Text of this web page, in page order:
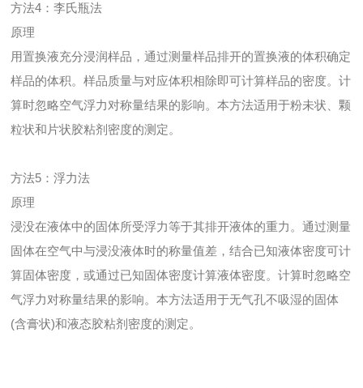
方法4：李氏瓶法
原理
用置换液充分浸润样品，通过测量样品排开的置换液的体积确定
样品的体积。样品质量与对应体积相除即可计算样品的密度。计
算时忽略空气浮力对称量结果的影响。本方法适用于粉未状、颗
粒状和片状胶粘剂密度的测定。
方法5：浮力法
原理
浸没在液体中的固体所受浮力等于其排开液体的重力。通过测量
固体在空气中与浸没液体时的称量值差，结合已知液体密度可计
算固体密度，或通过已知固体密度计算液体密度。计算时忽略空
气浮力对称量结果的影响。本方法适用于无气孔不吸湿的固体
(含膏状)和液态胶粘剂密度的测定。